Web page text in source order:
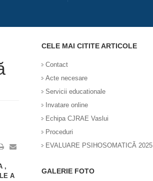
,
A
CELE MAI CITITE ARTICOLE
Contact
Acte necesare
Servicii educationale
Invatare online
Echipa CJRAE Vaslui
Proceduri
EVALUARE PSIHOSOMATICĂ 2025
GALERIE FOTO